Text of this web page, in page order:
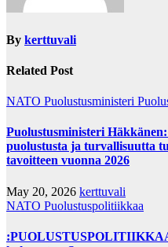
By kerttuvali
Related Post
NATO Puolustusministeri
Puolustusministeri
puolustusta ja turvallisuutta
tavoitteen vuonna 2026
May 20, 2026 kerttuvali
NATO Puolustuspolitiikkaa